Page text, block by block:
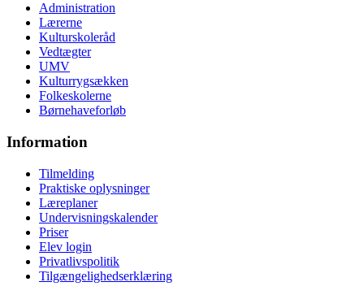
Administration
Lærerne
Kulturskoleråd
Vedtægter
UMV
Kulturrygsækken
Folkeskolerne
Børnehaveforløb
Information
Tilmelding
Praktiske oplysninger
Læreplaner
Undervisningskalender
Priser
Elev login
Privatlivspolitik
Tilgængelighedserklæring